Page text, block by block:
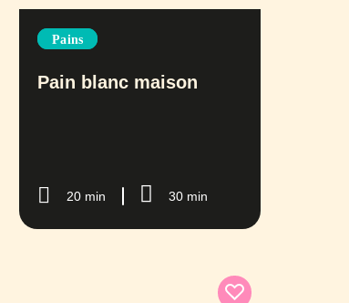
Pains
Pain blanc maison
20 min 30 min